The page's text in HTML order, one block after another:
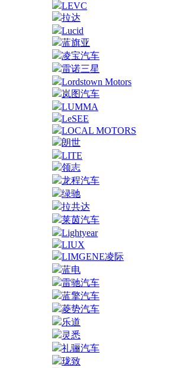
LEVC
拉达
Lucid
蓝旗亚
凌宝汽车
雷诺三星
Lordstown Motors
岚图汽车
LUMMA
LeSEE
LOCAL MOTORS
朗世
LITE
领志
龙程汽车
绿驰
拉共达
莱茵汽车
Lightyear
LIUX
LIMGENE凌际
蓝电
雷驰汽车
蓝擎汽车
菱势汽车
乐道
灵悉
礼骊汽车
珑致